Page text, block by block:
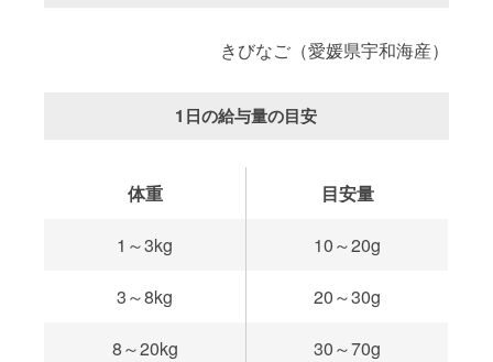
きびなご（愛媛県宇和海産）
1日の給与量の目安
体重 目安量
1～3kg 10～20g
3～8kg 20～30g
8～20kg 30～70g